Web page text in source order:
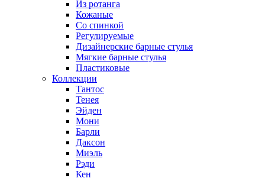
Из ротанга
Кожаные
Со спинкой
Регулируемые
Дизайнерские барные стулья
Мягкие барные стулья
Пластиковые
Коллекции
Тантос
Тенея
Эйден
Мони
Барли
Даксон
Миэль
Рэди
Кен